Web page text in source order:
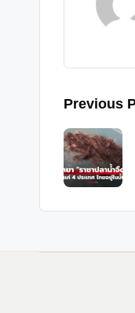
Post
Previous